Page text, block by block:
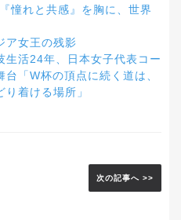
憧れと共感』を胸に、世界
ア女王の残影
生活24年、日本女子代表コー
「W杯の頂点に続く道は、
着ける場所」
次の記事へ >>